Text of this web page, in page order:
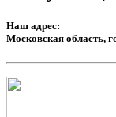
Наш адрес:
Московская область,